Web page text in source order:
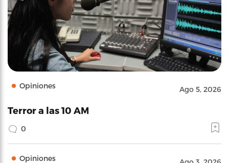
Opiniones Ago 5, 2026
Terror a las 10 AM
0
Opiniones